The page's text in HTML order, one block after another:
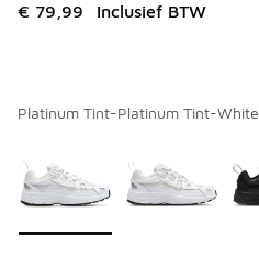
€ 79,99 Inclusief BTW
Platinum Tint-Platinum Tint-White